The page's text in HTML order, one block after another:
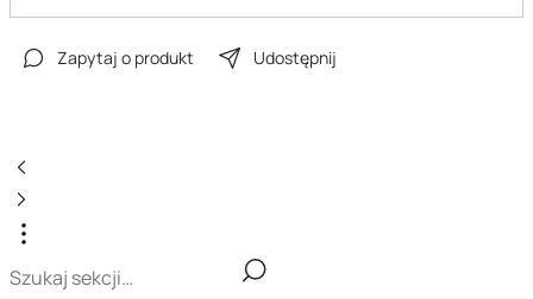
Zapytaj o produkt Udostępnij